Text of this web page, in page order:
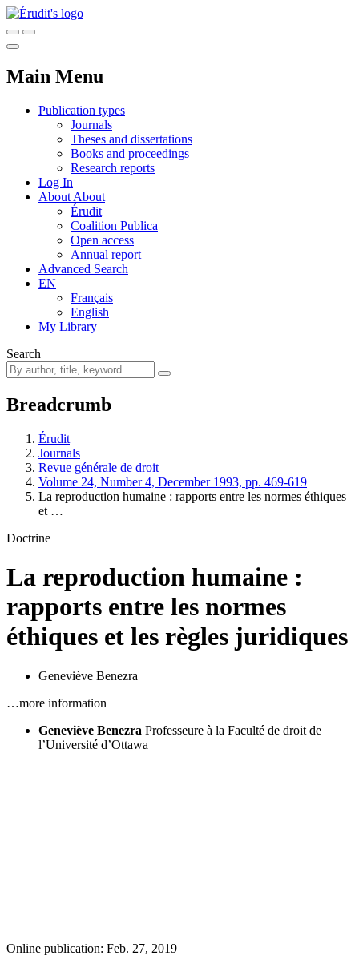
Main Menu
Publication types
Journals
Theses and dissertations
Books and proceedings
Research reports
Log In
About About
Érudit
Coalition Publica
Open access
Annual report
Advanced Search
EN
Français
English
My Library
Search
Breadcrumb
Érudit
Journals
Revue générale de droit
Volume 24, Number 4, December 1993, pp. 469-619
La reproduction humaine : rapports entre les normes éthiques
et …
Doctrine
La reproduction humaine :
rapports entre les normes
éthiques et les règles juridiques
Geneviève Benezra
…more information
Geneviève Benezra Professeure à la Faculté de droit de
l’Université d’Ottawa
Online publication: Feb. 27, 2019